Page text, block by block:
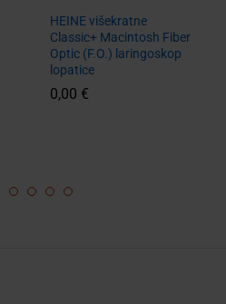
HEINE višekratne
Classic+ Macintosh Fiber
Optic (F.O.) laringoskop
lopatice
0,00 €